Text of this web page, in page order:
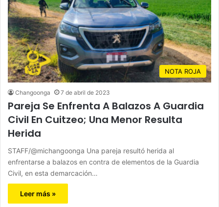
NOTA ROJA
Changoonga 7 de abril de 2023
Pareja Se Enfrenta A Balazos A Guardia
Civil En Cuitzeo; Una Menor Resulta
Herida
STAFF/@michangoonga Una pareja resultó herida al
enfrentarse a balazos en contra de elementos de la Guardia
Civil, en esta demarcación…
Leer más »